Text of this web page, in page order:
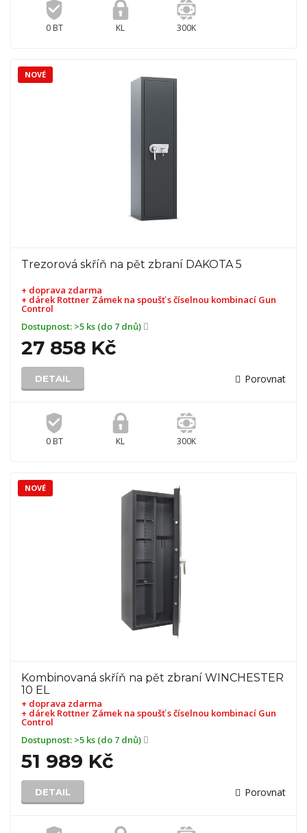
0 BT KL 300K
Trezorová skříň na pět zbraní DAKOTA 5
+ doprava zdarma
+ dárekRottner Zámek na spoušť s číselnou kombinací Gun
Control
Dostupnost: >5 ks (do 7 dnů)
27 858 Kč
DETAIL Porovnat
0 BT KL 300K
NOVÉ
Kombinovaná skříň na pět zbraní WINCHESTER
10 EL
+ doprava zdarma
+ dárekRottner Zámek na spoušť s číselnou kombinací Gun
Control
Dostupnost: >5 ks (do 7 dnů)
51 989 Kč
DETAIL Porovnat
NOVÉ